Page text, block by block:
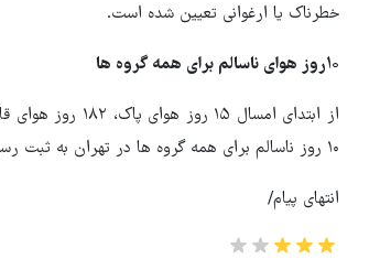
خطرناک یا ارغوانی تعیین شده است.
۱۰روز هوای ناسالم برای همه گروه ها
۱۰ روز ناسالم برای همه گروه ها در تهران به ثبت رسیده است.
انتهای پیام/